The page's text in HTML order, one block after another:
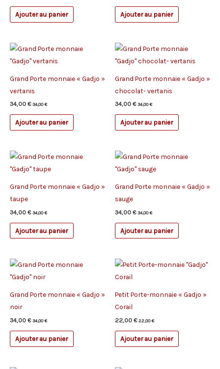
Ajouter au panier Ajouter au panier
Grand Porte monnaie « Gadjo »
vertanis
34,00 € 34,00€
Ajouter au panier
Grand Porte monnaie « Gadjo »
chocolat- vertanis
34,00 € 34,00€
Ajouter au panier
Grand Porte monnaie « Gadjo »
taupe
34,00 € 34,00€
Ajouter au panier
Grand Porte monnaie « Gadjo »
sauge
34,00 € 34,00€
Ajouter au panier
Grand Porte monnaie « Gadjo »
noir
34,00 € 34,00€
Ajouter au panier
Petit Porte-monnaie « Gadjo »
Corail
22,00 € 22,00€
Ajouter au panier